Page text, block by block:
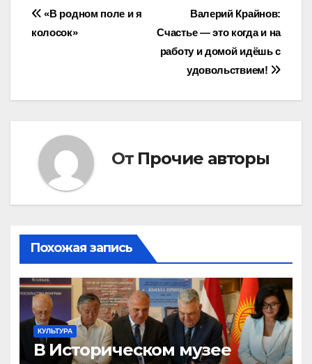
Навигация
Валерий Крайнов:
Счастье — это когда и на
работу и домой идёшь с
удовольствием!
«В родном поле и я
колосок»
От Прочие авторы
Похожая запись
КУЛЬТУРА
В Историческом музее